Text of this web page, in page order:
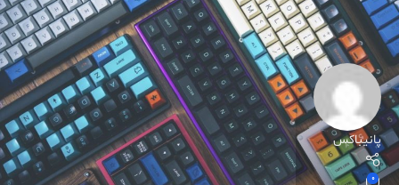
پانیباکس
0